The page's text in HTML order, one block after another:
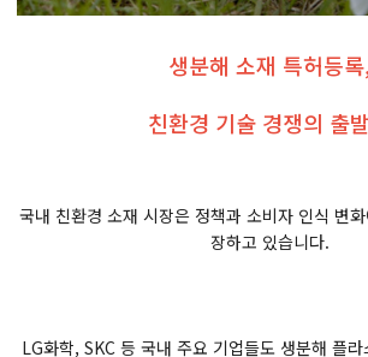
생분해 소재 특허등
친환경 기술 경쟁의 출
국내 친환경 소재 시장은 정책과 소비자 인식 변
장하고 있습니다.
LG화학, SKC 등 국내 주요 기업들도 생분해 플